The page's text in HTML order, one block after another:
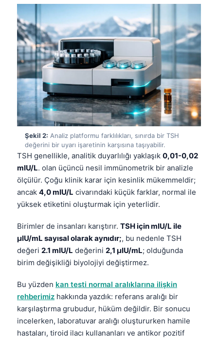
Şekil 2: Analiz platformu farklılıkları, sınırda bir TSH
değerini bir uyarı işaretinin karşısına taşıyabilir.
TSH genellikle, analitik duyarlılığı yaklaşık 0,01-0,02
mIU/L. olan üçüncü nesil immünometrik bir analizle
ölçülür. Çoğu klinik karar için kesinlik mükemmeldir;
ancak 4,0 mIU/L civarındaki küçük farklar, normal ile
yüksek etiketini oluşturmak için yeterlidir.
Birimler de insanları karıştırır. TSH için mIU/L ile
µIU/mL sayısal olarak aynıdır;, bu nedenle TSH
değeri 2.1 mIU/L değerini 2,1 µIU/mL; olduğunda
birim değişikliği biyolojiyi değiştirmez.
Bu yüzden kan testi normal aralıklarına ilişkin
rehberimiz hakkında yazdık: referans aralığı bir
karşılaştırma grubudur, hüküm değildir. Bir sonucu
incelerken, laboratuvar aralığı oluştururken hamile
hastaları, tiroid ilacı kullananları ve antikor pozitif